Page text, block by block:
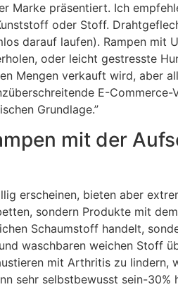
Marke präsentiert. Ich
oder Stoff.
darauf laufen). Rampen
oder leicht gestresste
Mengen verkauft wird, aber
E-
Grundlage.”
mit der
erscheinen, bieten aber
sondern Produkte mit
Schaumstoff handelt,
waschbaren weichen Stoff
mit Arthritis zu
sehr selbstbewusst sein-